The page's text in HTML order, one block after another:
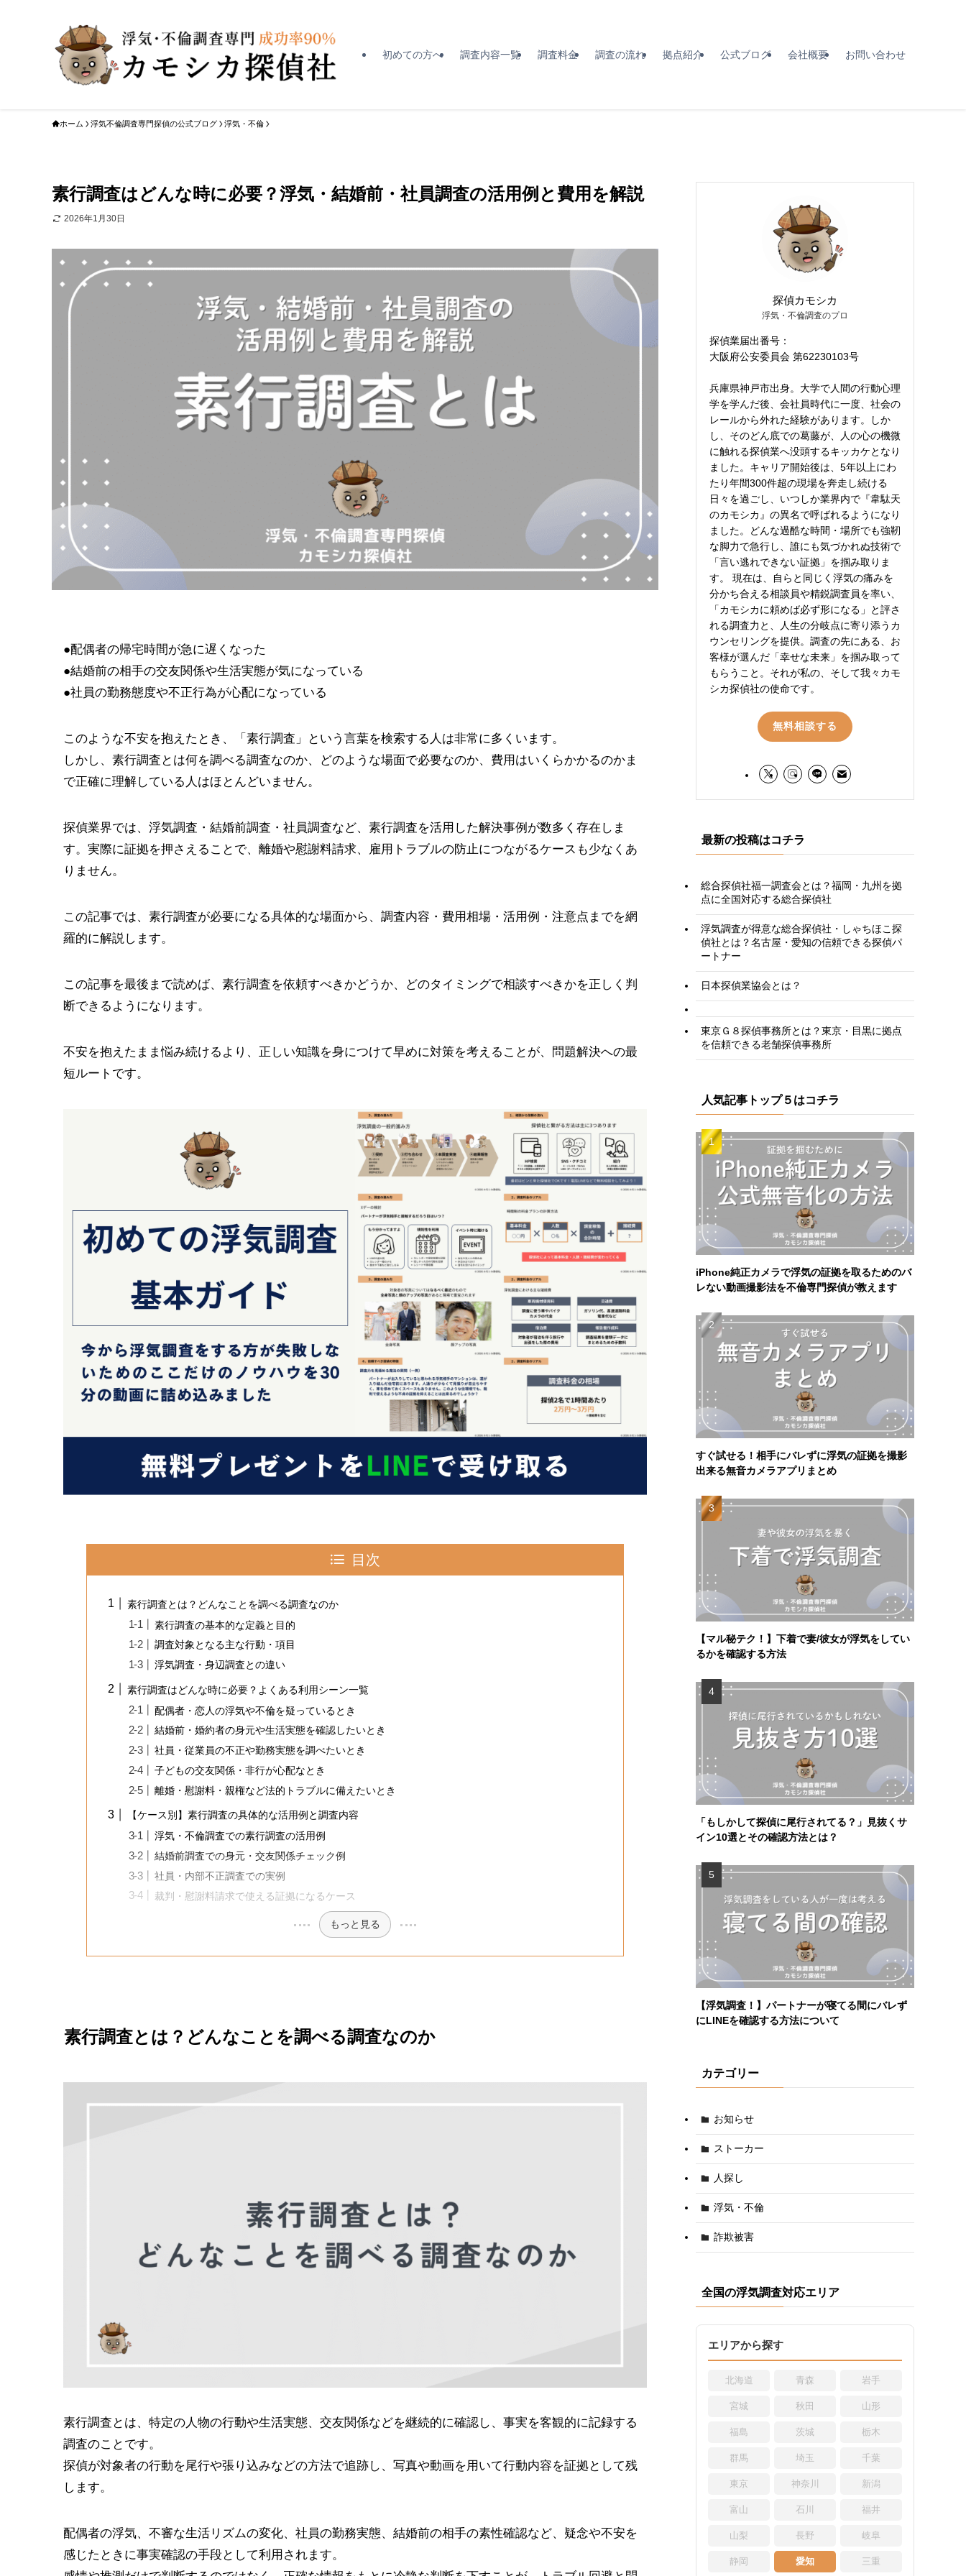
初めての方へ 調査内容一覧 調査料金 調査の流れ 拠点紹介 公式ブログ 会社概要 お問い合わせ
ホーム 浮気不倫調査専門探偵の公式ブログ 浮気・不倫
素行調査はどんな時に必要？浮気・結婚前・社員調査の活用例と費用を解説
2026年1月30日
●配偶者の帰宅時間が急に遅くなった
●結婚前の相手の交友関係や生活実態が気になっている
●社員の勤務態度や不正行為が心配になっている
このような不安を抱えたとき、「素行調査」という言葉を検索する人は非常に多くいます。
しかし、素行調査とは何を調べる調査なのか、どのような場面で必要なのか、費用はいくらかかるのかま
で正確に理解している人はほとんどいません。
探偵業界では、浮気調査・結婚前調査・社員調査など、素行調査を活用した解決事例が数多く存在しま
す。実際に証拠を押さえることで、離婚や慰謝料請求、雇用トラブルの防止につながるケースも少なくあ
りません。
この記事では、素行調査が必要になる具体的な場面から、調査内容・費用相場・活用例・注意点までを網
羅的に解説します。
この記事を最後まで読めば、素行調査を依頼すべきかどうか、どのタイミングで相談すべきかを正しく判
断できるようになります。
不安を抱えたまま悩み続けるより、正しい知識を身につけて早めに対策を考えることが、問題解決への最
短ルートです。
目次
素行調査とは？どんなことを調べる調査なのか
素行調査の基本的な定義と目的
調査対象となる主な行動・項目
浮気調査・身辺調査との違い
素行調査はどんな時に必要？よくある利用シーン一覧
配偶者・恋人の浮気や不倫を疑っているとき
結婚前・婚約者の身元や生活実態を確認したいとき
社員・従業員の不正や勤務実態を調べたいとき
子どもの交友関係・非行が心配なとき
離婚・慰謝料・親権など法的トラブルに備えたいとき
【ケース別】素行調査の具体的な活用例と調査内容
浮気・不倫調査での素行調査の活用例
結婚前調査での身元・交友関係チェック例
社員・内部不正調査での実例
裁判・慰謝料請求で使える証拠になるケース
もっと見る
素行調査とは？どんなことを調べる調査なのか
素行調査とは、特定の人物の行動や生活実態、交友関係などを継続的に確認し、事実を客観的に記録する
調査のことです。
探偵が対象者の行動を尾行や張り込みなどの方法で追跡し、写真や動画を用いて行動内容を証拠として残
します。
配偶者の浮気、不審な生活リズムの変化、社員の勤務実態、結婚前の相手の素性確認など、疑念や不安を
感じたときに事実確認の手段として利用されます。
探偵カモシカ
浮気・不倫調査のプロ
探偵業届出番号：
大阪府公安委員会 第62230103号
兵庫県神戸市出身。大学で人間の行動心理
学を学んだ後、会社員時代に一度、社会の
レールから外れた経験があります。しか
し、そのどん底での葛藤が、人の心の機微
に触れる探偵業へ没頭するキッカケとなり
ました。キャリア開始後は、5年以上にわ
たり年間300件超の現場を奔走し続ける
日々を過ごし、いつしか業界内で『韋駄天
のカモシカ』の異名で呼ばれるようになり
ました。どんな過酷な時間・場所でも強靭
な脚力で急行し、誰にも気づかれぬ技術で
「言い逃れできない証拠」を掴み取りま
す。 現在は、自らと同じく浮気の痛みを
分かち合える相談員や精鋭調査員を率い、
「カモシカに頼めば必ず形になる」と評さ
れる調査力と、人生の分岐点に寄り添うカ
ウンセリングを提供。調査の先にある、お
客様が選んだ「幸せな未来」を掴み取って
もらうこと。それが私の、そして我々カモ
シカ探偵社の使命です。
無料相談する
最新の投稿はコチラ
総合探偵社福一調査会とは？福岡・九州を拠
点に全国対応する総合探偵社
浮気調査が得意な総合探偵社・しゃちほこ探
偵社とは？名古屋・愛知の信頼できる探偵パ
ートナー
日本探偵業協会とは？
東京Ｇ８探偵事務所とは？東京・目黒に拠点
を信頼できる老舗探偵事務所
人気記事トップ５はコチラ
iPhone純正カメラで浮気の証拠を取るためのバ
レない動画撮影法を不倫専門探偵が教えます
すぐ試せる！相手にバレずに浮気の証拠を撮影
出来る無音カメラアプリまとめ
【マル秘テク！】下着で妻/彼女が浮気をしてい
るかを確認する方法
「もしかして探偵に尾行されてる？」見抜くサ
イン10選とその確認方法とは？
【浮気調査！】パートナーが寝てる間にバレず
にLINEを確認する方法について
カテゴリー
お知らせ
ストーカー
人探し
浮気・不倫
詐欺被害
全国の浮気調査対応エリア
エリアから探す
北海道 青森 岩手
宮城 秋田 山形
福島 茨城 栃木
群馬 埼玉 千葉
東京 神奈川 新潟
富山 石川 福井
山梨 長野 岐阜
静岡 愛知 三重